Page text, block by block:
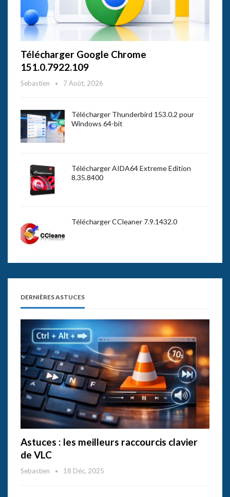
Télécharger Google Chrome
151.0.7922.109
Sebastien 7 Août, 2026
Télécharger Thunderbird 153.0.2 pour
Windows 64-bit
Télécharger AIDA64 Extreme Edition
8.35.8400
Télécharger CCleaner 7.9.1432.0
DERNIÈRES ASTUCES
Astuces : les meilleurs raccourcis clavier
de VLC
Sebastien 18 Déc, 2025